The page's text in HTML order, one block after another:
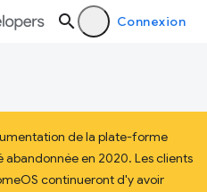
Connexion
de la plate-forme
en 2020. Les clients
continueront d'y avoir